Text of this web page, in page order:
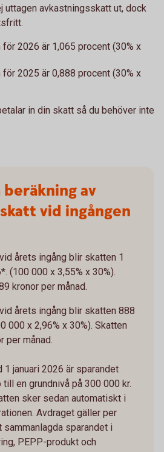
uttagen avkastningsskatt ut, dock
2026 är 1,065 procent (30% x
2025 är 0,888 procent (30% x
in din skatt så du behöver inte
av
vid ingången
årets ingång blir skatten 1
(100 000 x 3,55% x 30%).
kronor per månad.
årets ingång blir skatten 888
000 x 2,96% x 30%). Skatten
per månad.
1 januari 2026 är sparandet
en grundnivå på 300 000 kr.
sker sedan automatiskt i
Avdraget gäller per
sparandet i
PEPP-produkt och